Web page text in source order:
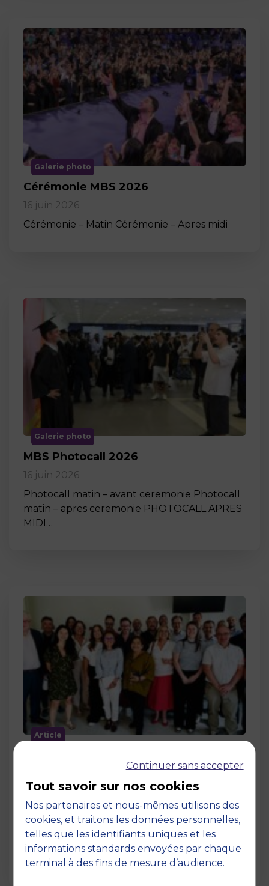
Galerie photo
Cérémonie MBS 2026
16 juin 2026
Cérémonie – Matin Cérémonie – Apres midi
Galerie photo
MBS Photocall 2026
16 juin 2026
Photocall matin – avant ceremonie Photocall
matin – apres ceremonie PHOTOCALL APRES
MIDI…
Article
de l’Économie Numérique 2026 : un
engagement au service de
l’innovation en occitanie
12 juin 2026
La semaine dernière, le campus de MBS
School of Business a ouvert ses portes aux
jurys des Trophées …
Continuer sans accepter
Tout savoir sur nos cookies
Nos partenaires et nous-mêmes utilisons des
cookies, et traitons les données personnelles,
telles que les identifiants uniques et les
informations standards envoyées par chaque
terminal à des fins de mesure d’audience.